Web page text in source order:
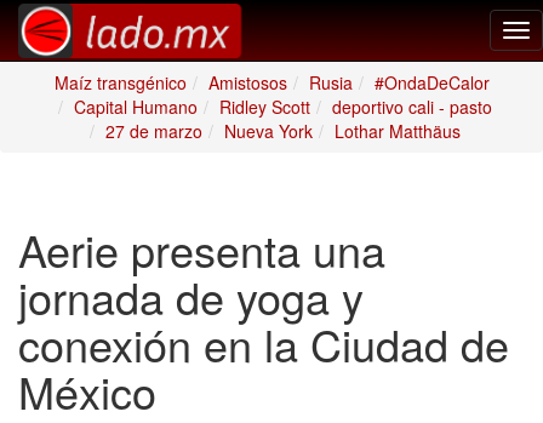
Maíz transgénico
Amistosos Rusia
#OndaDeCalor
Capital Humano
Ridley Scott
deportivo cali - pasto
27 de marzo
Nueva York Lothar Matthäus
Aerie presenta una
jornada de yoga y
conexión en la Ciudad de
México